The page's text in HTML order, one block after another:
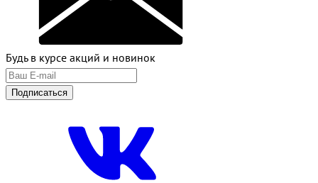
Будь в курсе акций и новинок
Подписаться